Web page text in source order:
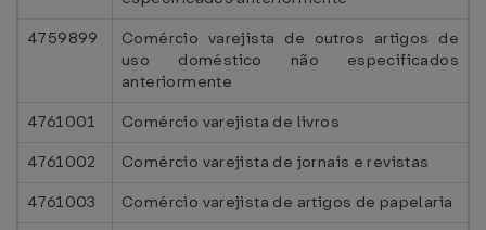
4759899
Comércio varejista de outros artigos de
uso doméstico não especificados
anteriormente
4761001
Comércio varejista de livros
4761002
Comércio varejista de jornais e revistas
4761003
Comércio varejista de artigos de papelaria